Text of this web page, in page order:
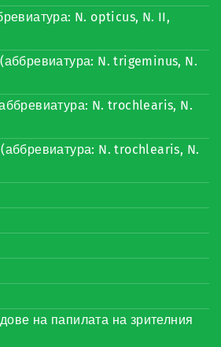
N. opticus, N. II,
N. trigeminus, N.
N. trochlearis, N.
N. trochlearis, N.
на папилата на зрителния